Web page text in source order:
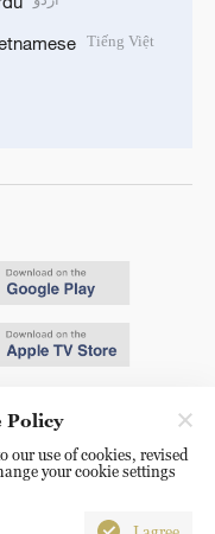
Tiếng Việt
Policy
our use of cookies, revised
your cookie settings